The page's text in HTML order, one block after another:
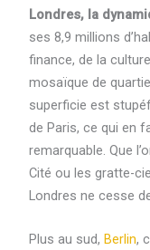
Londres, la
ses 8,9 millions
finance, de la
mosaïque de
superficie est
de Paris, ce qui en
remarquable. Que
Cité ou les gratte-
Londres ne cesse
Plus au sud, Berlin,